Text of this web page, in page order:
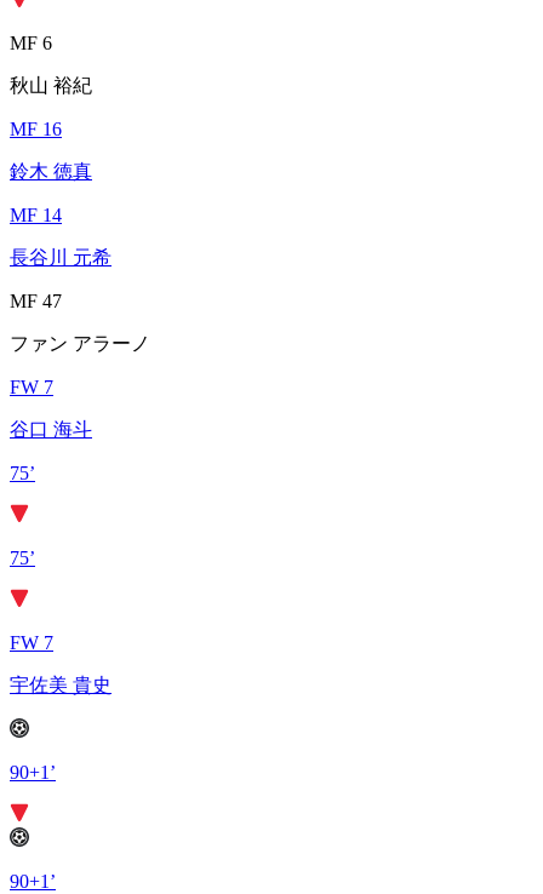
MF 6
秋山 裕紀
MF 16
鈴木 徳真
MF 14
長谷川 元希
MF 47
ファン アラーノ
FW 7
谷口 海斗
75’
75’
FW 7
宇佐美 貴史
90+1’
90+1’